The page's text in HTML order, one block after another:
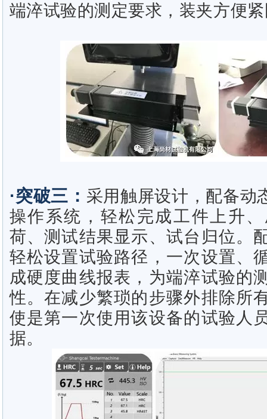
端淬试验的测定要求，装夹方便
·突破三： 采用触屏设计，配备动
操作系统，轻松完成工件上升
荷、测试结果显示、试台归位。
轻松设置试验路径，一次设置、
成硬度曲线报表，为端淬试验的
性。在减少繁琐的步骤外排除所
使是第一次使用该设备的试验人
据。